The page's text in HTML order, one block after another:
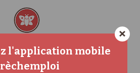
×
l'application mobile